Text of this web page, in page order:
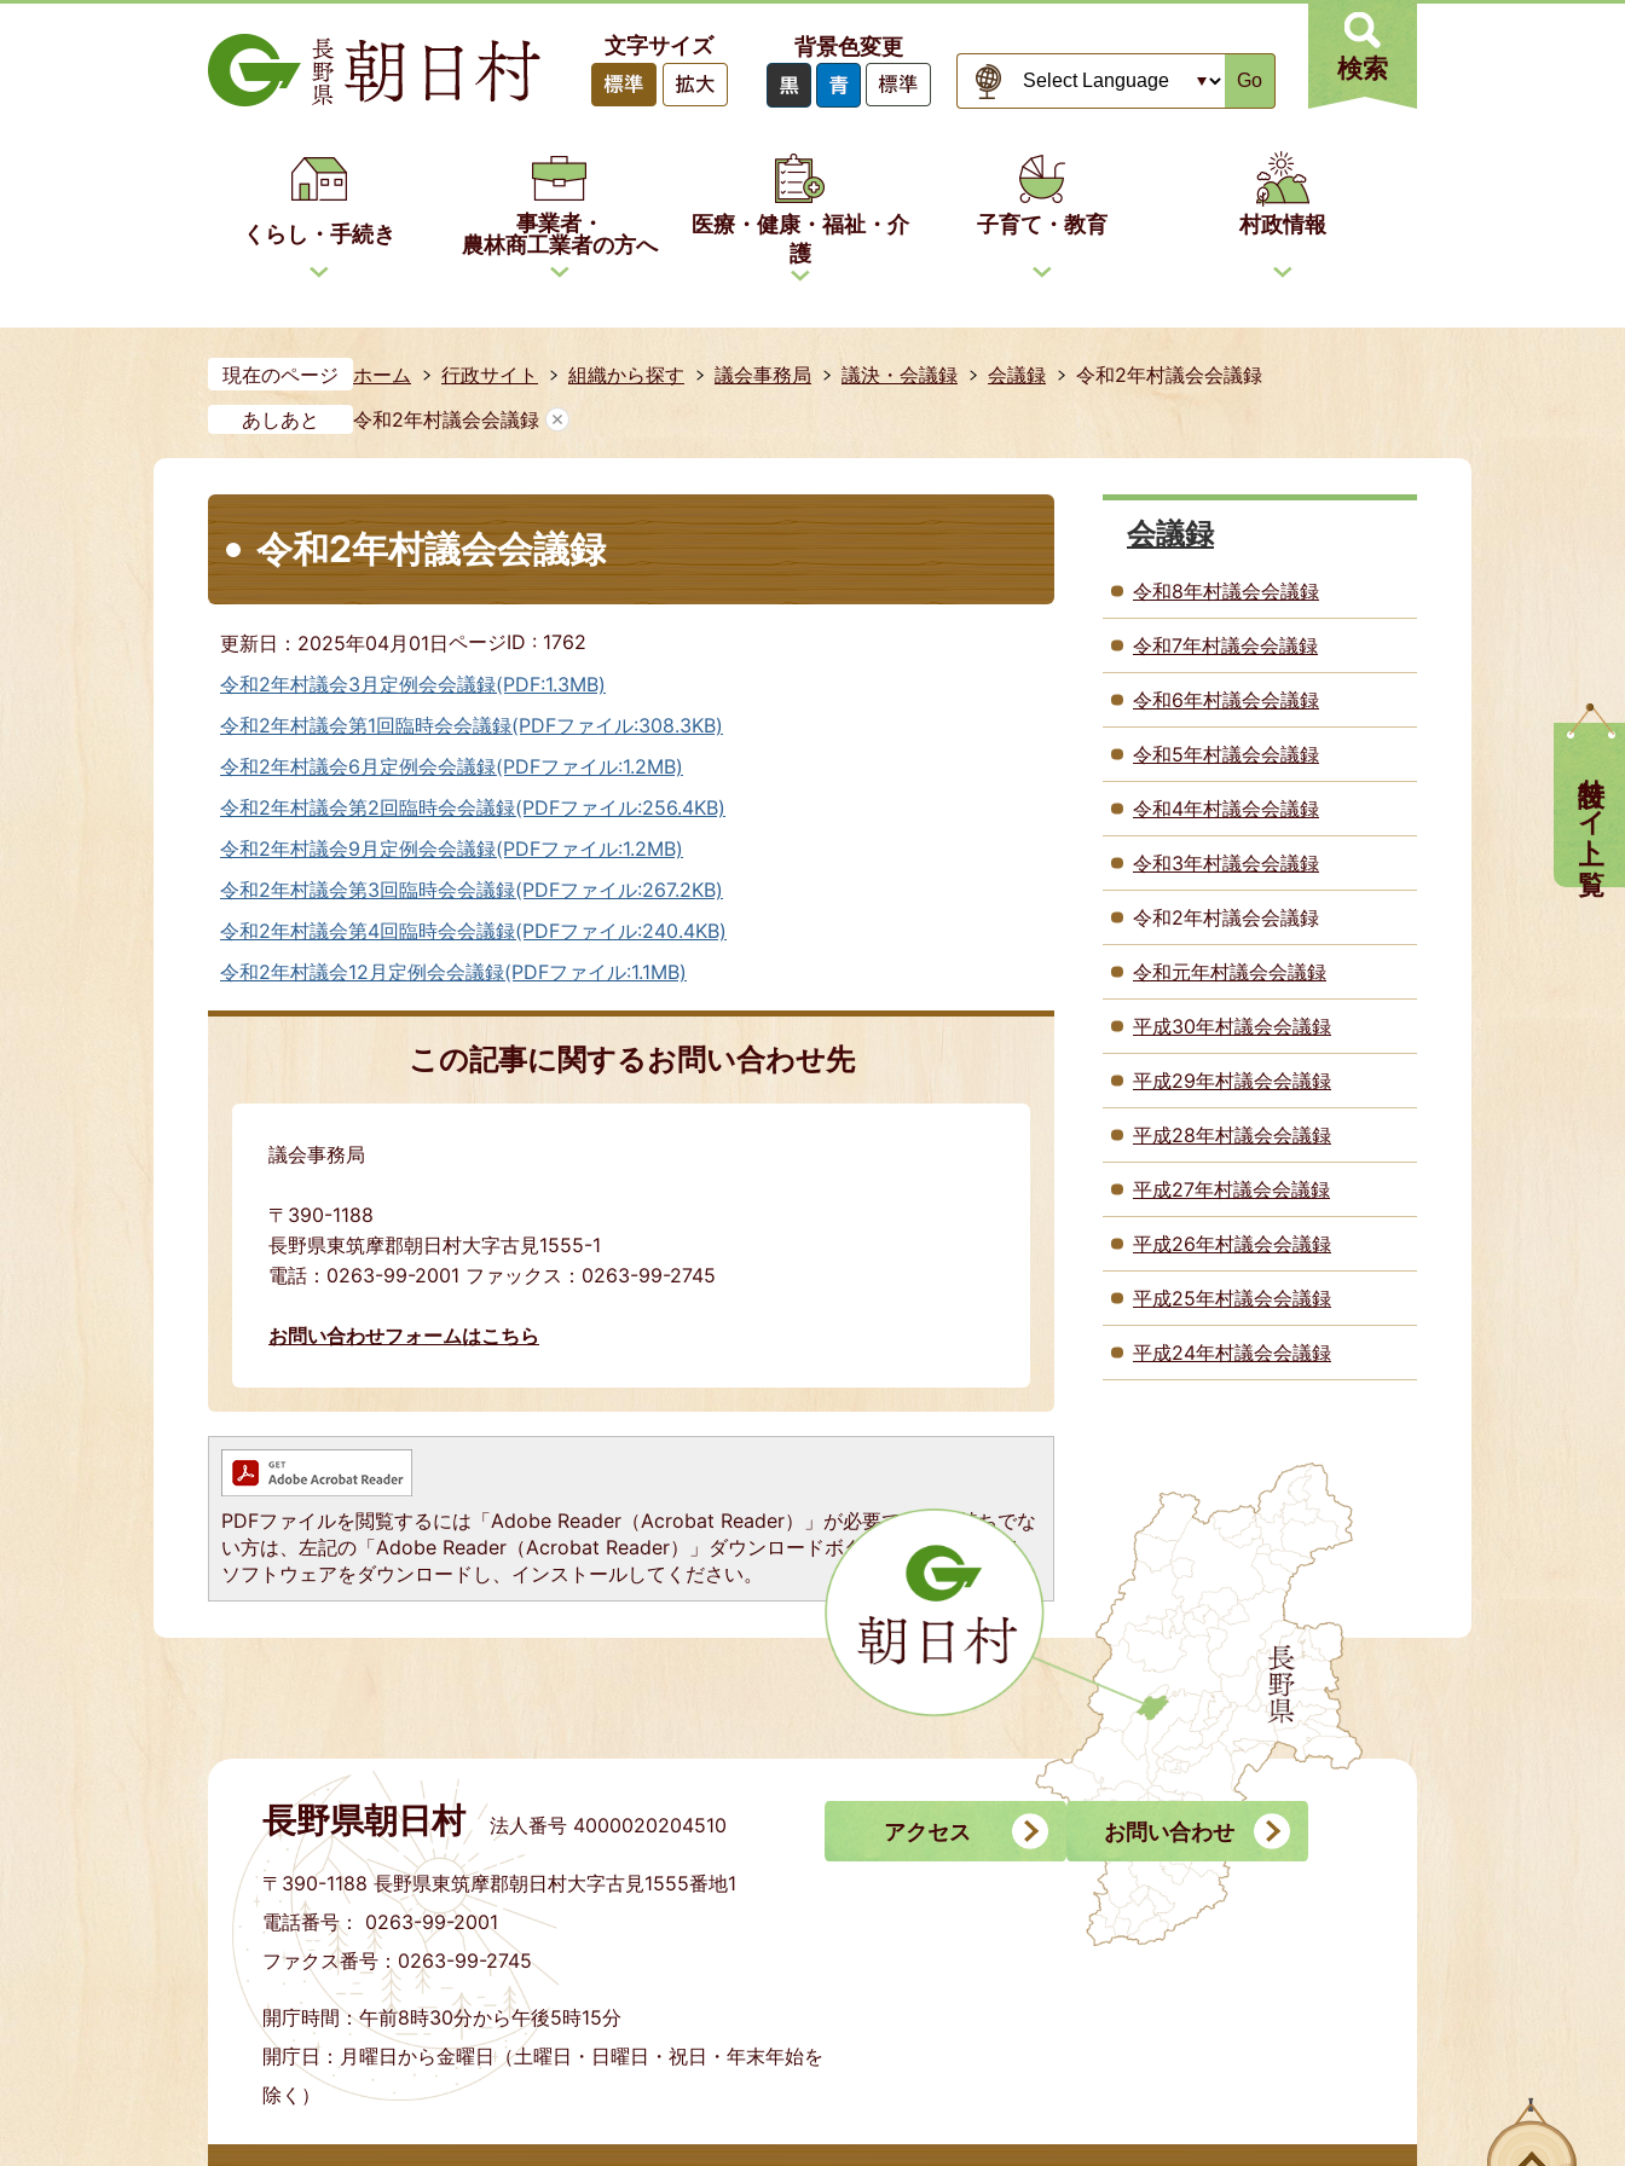
文字サイズ 背景色変更
Go 検索
特設サイト一覧
くらし・手続き
事業者・
農林商工業者の方へ
医療・健康・福祉・介
護
子育て・教育 村政情報
現在のページ ホーム 行政サイト 組織から探す 議会事務局 議決・会議録 会議録
令和2年村議会会議録
あしあと
令和2年村議会会議録
令和2年村議会会議録
更新日：2025年04月01日ページID : 1762
令和2年村議会3月定例会会議録(PDF:1.3MB)
令和2年村議会第1回臨時会会議録(PDFファイル:308.3KB)
令和2年村議会6月定例会会議録(PDFファイル:1.2MB)
令和2年村議会第2回臨時会会議録(PDFファイル:256.4KB)
令和2年村議会9月定例会会議録(PDFファイル:1.2MB)
令和2年村議会第3回臨時会会議録(PDFファイル:267.2KB)
令和2年村議会第4回臨時会会議録(PDFファイル:240.4KB)
令和2年村議会12月定例会会議録(PDFファイル:1.1MB)
この記事に関するお問い合わせ先
議会事務局
〒390-1188
長野県東筑摩郡朝日村大字古見1555-1
電話：0263-99-2001 ファックス：0263-99-2745
お問い合わせフォームはこちら
PDFファイルを閲覧するには「Adobe Reader（Acrobat Reader）」が必要です。お持ちでな
い方は、左記の「Adobe Reader（Acrobat Reader）」ダウンロードボタンをクリックして、
ソフトウェアをダウンロードし、インストールしてください。
会議録
令和8年村議会会議録
令和7年村議会会議録
令和6年村議会会議録
令和5年村議会会議録
令和4年村議会会議録
令和3年村議会会議録
令和2年村議会会議録
令和元年村議会会議録
平成30年村議会会議録
平成29年村議会会議録
平成28年村議会会議録
平成27年村議会会議録
平成26年村議会会議録
平成25年村議会会議録
平成24年村議会会議録
長野県朝日村 法人番号 4000020204510
〒390-1188長野県東筑摩郡朝日村大字古見1555番地1
電話番号： 0263-99-2001
ファクス番号：0263-99-2745
開庁時間：午前8時30分から午後5時15分
開庁日：月曜日から金曜日（土曜日・日曜日・祝日・年末年始を
除く）
アクセス お問い合わせ